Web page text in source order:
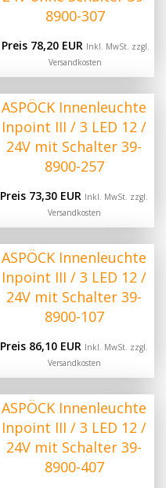
8900-307
Preis 78,20 EUR Inkl. MwSt. zzgl.
Versandkosten
ASPÖCK Innenleuchte
Inpoint III / 3 LED 12 /
24V mit Schalter 39-
8900-257
Preis 73,30 EUR Inkl. MwSt. zzgl.
Versandkosten
ASPÖCK Innenleuchte
Inpoint III / 3 LED 12 /
24V mit Schalter 39-
8900-107
Preis 86,10 EUR Inkl. MwSt. zzgl.
Versandkosten
ASPÖCK Innenleuchte
Inpoint III / 3 LED 12 /
24V mit Schalter 39-
8900-407